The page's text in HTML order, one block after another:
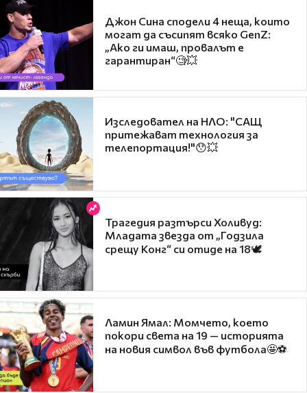
Джон Сина сподели 4 неща, които
могат да съсипят всяко GenZ:
„Ако ги имаш, провалът е
гарантиран“🧐💥
Изследовател на НЛО: "САЩ
притежават технология за
телепортация!"😯💥
Трагедия разтърси Холивуд:
Младата звезда от „Годзила
срещу Конг“ си отиде на 18🕊️
Ламин Ямал: Момчето, което
покори света на 19 — историята
на новия символ във футбола🤩⚽